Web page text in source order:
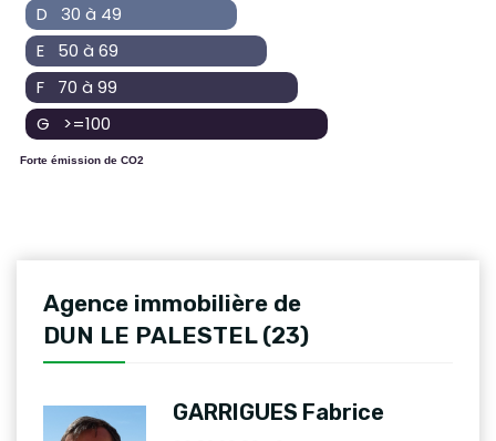
D 30 à 49
E 50 à 69
F 70 à 99
G >=100
Forte émission de CO2
Agence immobilière de
DUN LE PALESTEL (23)
GARRIGUES Fabrice